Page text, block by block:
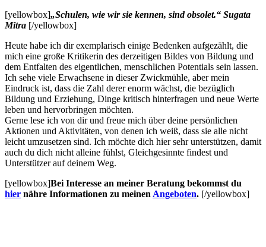
[yellowbox]„Schulen, wie wir sie kennen, sind obsolet.“ Sugata
Mitra [/yellowbox]
Heute habe ich dir exemplarisch einige Bedenken aufgezählt, die
mich eine große Kritikerin des derzeitigen Bildes von Bildung und
dem Entfalten des eigentlichen, menschlichen Potentials sein lassen.
Ich sehe viele Erwachsene in dieser Zwickmühle, aber mein
Eindruck ist, dass die Zahl derer enorm wächst, die bezüglich
Bildung und Erziehung, Dinge kritisch hinterfragen und neue Werte
leben und hervorbringen möchten.
Gerne lese ich von dir und freue mich über deine persönlichen
Aktionen und Aktivitäten, von denen ich weiß, dass sie alle nicht
leicht umzusetzen sind. Ich möchte dich hier sehr unterstützen, damit
auch du dich nicht alleine fühlst, Gleichgesinnte findest und
Unterstützer auf deinem Weg.
[yellowbox]Bei Interesse an meiner Beratung bekommst du
hier nähre Informationen zu meinen Angeboten. [/yellowbox]